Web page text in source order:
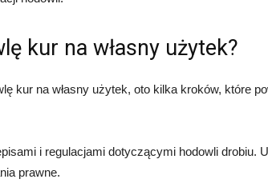
kur na własny użytek?
kur na własny użytek, oto kilka kroków, które
i regulacjami dotyczącymi hodowli drobiu.
prawne.